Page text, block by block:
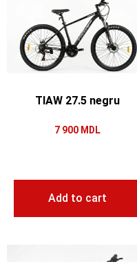
TIAW 27.5 negru
7 900 MDL
Add to cart